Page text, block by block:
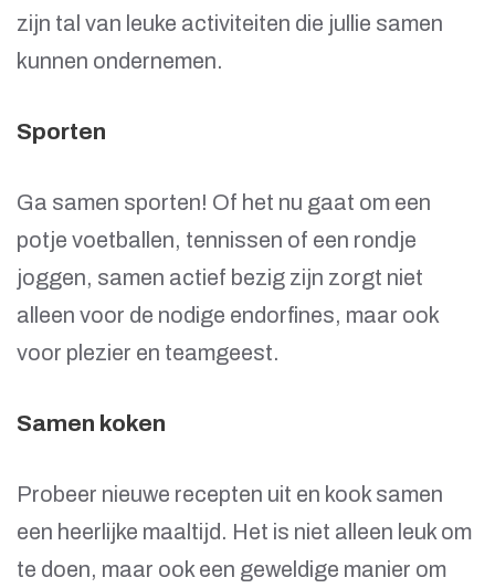
zijn tal van leuke activiteiten die jullie samen
kunnen ondernemen.
Sporten
Ga samen sporten! Of het nu gaat om een
potje voetballen, tennissen of een rondje
joggen, samen actief bezig zijn zorgt niet
alleen voor de nodige endorfines, maar ook
voor plezier en teamgeest.
Samen koken
Probeer nieuwe recepten uit en kook samen
een heerlijke maaltijd. Het is niet alleen leuk om
te doen, maar ook een geweldige manier om